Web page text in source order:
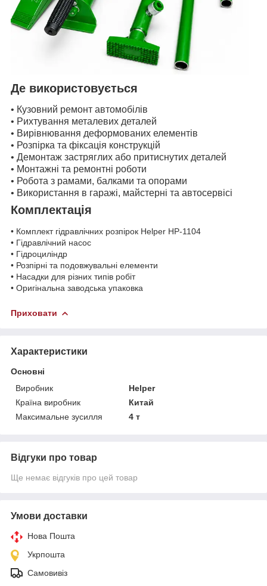
Де використовується
• Кузовний ремонт автомобілів
• Рихтування металевих деталей
• Вирівнювання деформованих елементів
• Розпірка та фіксація конструкцій
• Демонтаж застряглих або притиснутих деталей
• Монтажні та ремонтні роботи
• Робота з рамами, балками та опорами
• Використання в гаражі, майстерні та автосервісі
Комплектація
• Комплект гідравлічних розпірок Helper HP-1104
• Гідравлічний насос
• Гідроциліндр
• Розпірні та подовжувальні елементи
• Насадки для різних типів робіт
• Оригінальна заводська упаковка
Приховати
Характеристики
Основні
Виробник
Helper
Країна виробник
Китай
Максимальне зусилля
4 т
Відгуки про товар
Ще немає відгуків про цей товар
Умови доставки
Нова Пошта
Укрпошта
Самовивіз